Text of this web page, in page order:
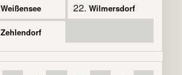
Weißensee 22. Wilmersdorf
Zehlendorf